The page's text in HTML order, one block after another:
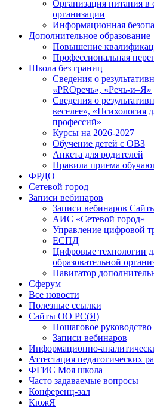
Организация питания в
организации
Информационная
Дополнительное образование
Повышение
Профессиональная
Школа без границ
Сведения о
«PROречь», «Речь-и–Я»
Сведения о
веселее», «Психология
профессий»
Курсы на 2026-2027
Обучение детей с ОВЗ
Анкета для родителей
Правила приема
ФРДО
Сетевой город
Записи вебинаров
Записи вебинаров
АИС «Сетевой город»
Управление цифровой
ЕСПД
Цифровые технологии
образовательной
Навигатор
Сферум
Все новости
Полезные ссылки
Сайты ОО РС(Я)
Пошаговое руководство
Записи вебинаров
Информационно-
Аттестация педагогических
ФГИС Моя школа
Часто задаваемые вопросы
Конференц-зал
КюжЯ